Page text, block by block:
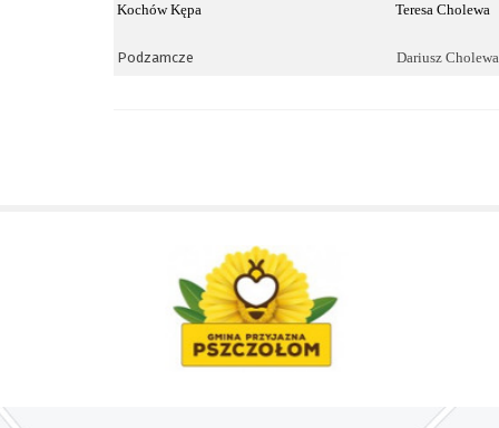
Kochów Kępa Teresa Cholewa
Podzamcze Dariusz Cholewa